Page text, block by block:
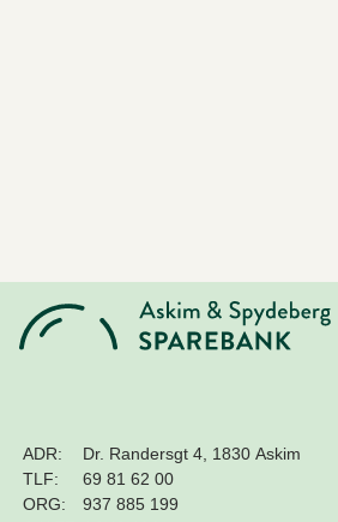
ADR:
Dr. Randersgt 4, 1830 Askim
TLF:
69 81 62 00
ORG:
937 885 199